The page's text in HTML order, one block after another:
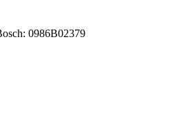
0986B02379